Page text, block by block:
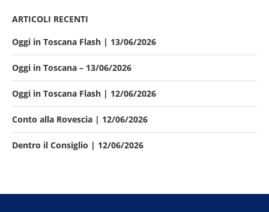
ARTICOLI RECENTI
Oggi in Toscana Flash | 13/06/2026
Oggi in Toscana – 13/06/2026
Oggi in Toscana Flash | 12/06/2026
Conto alla Rovescia | 12/06/2026
Dentro il Consiglio | 12/06/2026